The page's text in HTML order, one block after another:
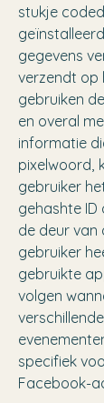
stukje
gegevens
verzendt op
gebruiken
en overal
informatie
pixelwoord,
gebruiker
gehashte ID
de deur van
gebruiker
gebruikte
volgen
specifiek
Facebook-